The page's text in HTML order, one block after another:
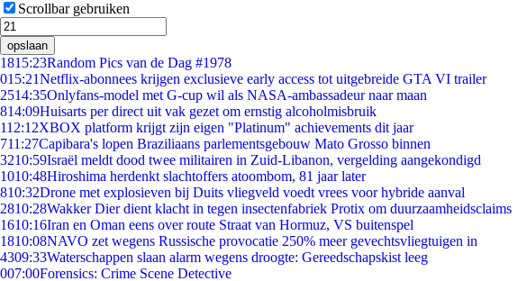
Scrollbar gebruiken
opslaan
1815:23Random Pics van de Dag #1978
015:21Netflix-abonnees krijgen exclusieve early access tot uitgebreide GTA VI trailer
2514:35Onlyfans-model met G-cup wil als NASA-ambassadeur naar maan
814:09Huisarts per direct uit vak gezet om ernstig alcoholmisbruik
112:12XBOX platform krijgt zijn eigen "Platinum" achievements dit jaar
711:27Capibara's lopen Braziliaans parlementsgebouw Mato Grosso binnen
3210:59Israël meldt dood twee militairen in Zuid-Libanon, vergelding aangekondigd
1010:48Hiroshima herdenkt slachtoffers atoombom, 81 jaar later
810:32Drone met explosieven bij Duits vliegveld voedt vrees voor hybride aanval
2810:28Wakker Dier dient klacht in tegen insectenfabriek Protix om duurzaamheidsclaims
1610:16Iran en Oman eens over route Straat van Hormuz, VS buitenspel
1810:08NAVO zet wegens Russische provocatie 250% meer gevechtsvliegtuigen in
4309:33Waterschappen slaan alarm wegens droogte: Gereedschapskist leeg
007:00Forensics: Crime Scene Detective